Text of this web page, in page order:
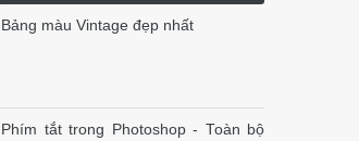
Bảng màu Vintage đẹp nhất
Phím tắt trong Photoshop - Toàn bộ